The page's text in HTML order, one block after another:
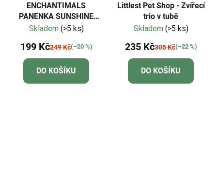
ENCHANTIMALS
PANENKA SUNSHINE
BEACH s lenochodem
Skladem (>5 ks)
199 Kč249 Kč(–20 %)
DO KOŠÍKU
Littlest Pet Shop - Zvířecí
trio v tubě
Skladem (>5 ks)
235 Kč305 Kč(–22 %)
DO KOŠÍKU